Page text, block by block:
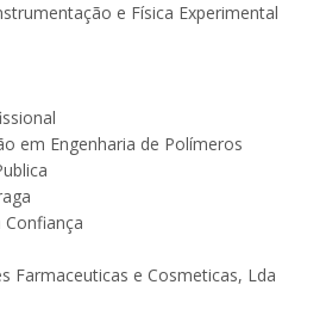
e Física Experimental
em Engenharia de Polímeros
Confiança
Farmaceuticas e Cosmeticas, Lda